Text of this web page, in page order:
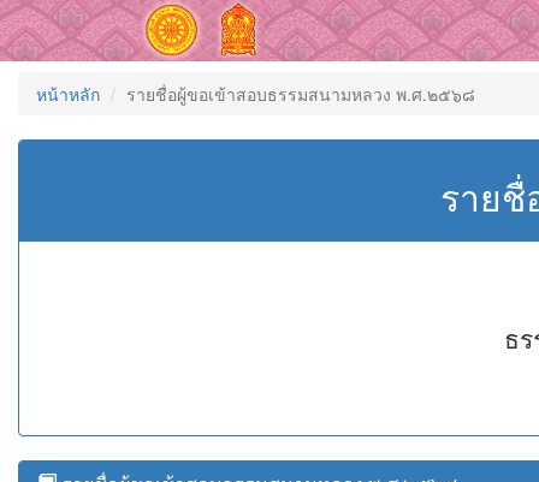
หน้าหลัก รายชื่อผู้ขอเข้าสอบธรรมสนามหลวง พ.ศ.๒๕๖๘
ราย
ธ